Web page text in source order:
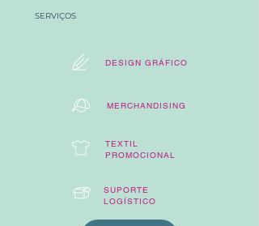
SERVIÇOS
DESIGN GRÁFICO
MERCHANDISING
TEXTIL
PROMOCIONAL
SUPORTE
LOGÍSTICO